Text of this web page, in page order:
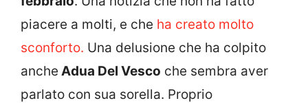
piacere a molti, e che ha creato molto
sconforto. Una delusione che ha colpito
anche Adua Del Vesco che sembra aver
parlato con sua sorella. Proprio